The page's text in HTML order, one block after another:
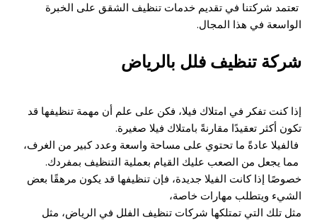
تعتمد شركتنا في تقديم خدمات تنظيف الشقق على الخبرة
الواسعة في هذا المجال.
شركة تنظيف فلل بالرياض
إذا كنت تفكر في امتلاك فيلا، فكن على علم أن مهمة تنظيفها قد
تكون أكثر تعقيدًا مقارنةً بامتلاك فيلا صغيرة.
فالفيلا عادةً ما تحتوي على مساحة واسعة وعدد كبير من الغرف،
مما يجعل من الصعب عليك القيام بعملية التنظيف بمفردك.
خصوصًا إذا كانت الفيلا جديدة، فإن تنظيفها قد يكون مرهقًا بعض
الشيء ويتطلب مهارات خاصة،
مثل تلك التي تمتلكها شركات تنظيف الفلل في الرياض، مثل